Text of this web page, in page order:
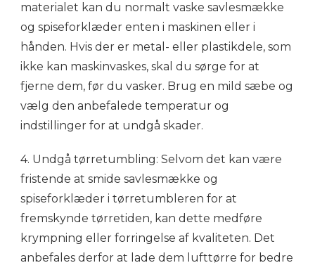
materialet kan du normalt vaske savlesmække
og spiseforklæder enten i maskinen eller i
hånden. Hvis der er metal- eller plastikdele, som
ikke kan maskinvaskes, skal du sørge for at
fjerne dem, før du vasker. Brug en mild sæbe og
vælg den anbefalede temperatur og
indstillinger for at undgå skader.
4. Undgå tørretumbling: Selvom det kan være
fristende at smide savlesmække og
spiseforklæder i tørretumbleren for at
fremskynde tørretiden, kan dette medføre
krympning eller forringelse af kvaliteten. Det
anbefales derfor at lade dem lufttørre for bedre